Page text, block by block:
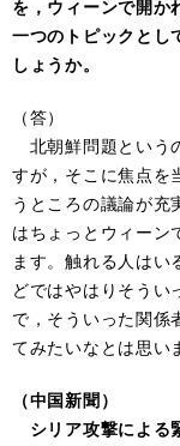
を，ウィーンで開か
一つのトピックとし
しょうか。
（答）
北朝鮮問題という
すが，そこに焦点を
うところの議論が充
はちょっとウィーン
ます。触れる人は
どではやはりそうい
で，そういった関係
てみたいなとは思い
（中国新聞）
シリア攻撃による